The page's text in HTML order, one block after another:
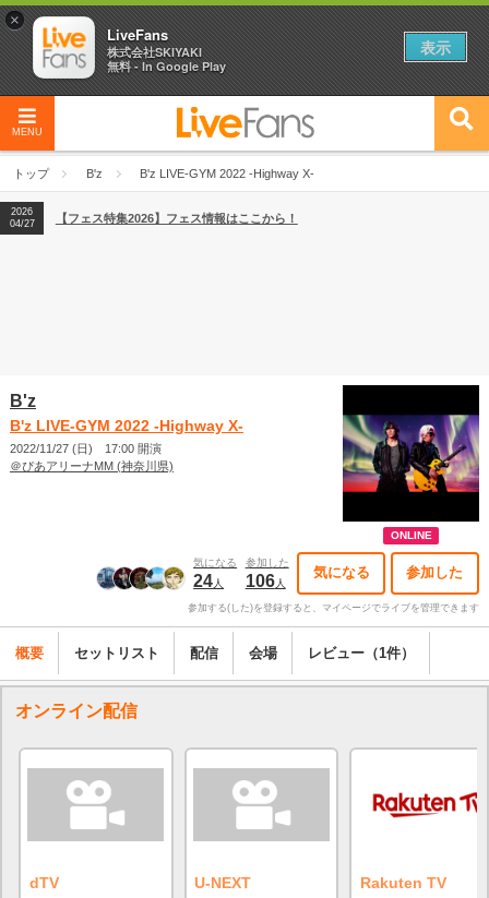
MENU
トップ B'z B'z LIVE-GYM 2022 -Highway X-
2026
04/27
2026
【ライブ動員ランキング】2026年上半期編発表！
2026
04/27
【フェス特集2026】フェス情報はここから！
ONLINE
B'z
B'z LIVE-GYM 2022 -Highway X-
2022/11/27 (日) 17:00 開演
＠ぴあアリーナMM (神奈川県)
気になる
24人
参加した
106人
気になる 参加した
参加する(した)を登録すると、マイページでライブを管理できます
概要 セットリスト 配信 会場 レビュー（1件）
オンライン配信
dTV U-NEXT Rakuten TV
×
LiveFans
株式会社SKIYAKI
無料 - In Google Play
表示